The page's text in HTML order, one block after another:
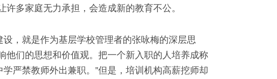
多家庭无力承担，会造成新的教育不公。
，就是作为基层学校管理者的张咏梅的深层思
他们的思想和价值观。把一个新入职的人培养成称
严禁教师外出兼职。”但是，培训机构高薪挖师却